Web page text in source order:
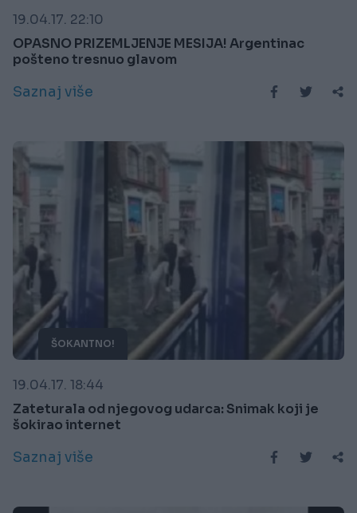
19.04.17. 22:10
OPASNO PRIZEMLJENJE MESIJA! Argentinac
pošteno tresnuo glavom
Saznaj više
ŠOKANTNO!
19.04.17. 18:44
Zateturala od njegovog udarca: Snimak koji je
šokirao internet
Saznaj više